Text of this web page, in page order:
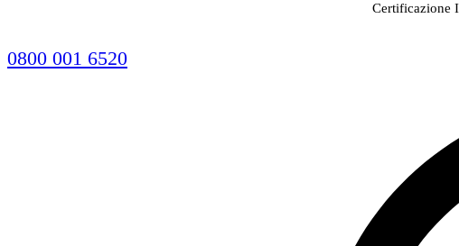
Certificazione
0800 001 6520